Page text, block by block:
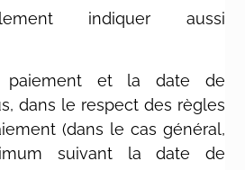
indiquer aussi
et la date de
dans le respect des règles
(dans le cas général,
suivant la date de